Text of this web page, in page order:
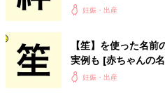
妊娠・出産
【笙】を使った名
実例も [赤ちゃんの
妊娠・出産